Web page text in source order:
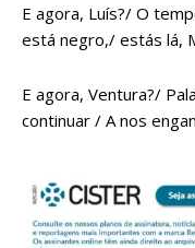
E agora, Luís?/ O
está negro,/ estás lá,
E agora, Ventura?/
continuar / A nos